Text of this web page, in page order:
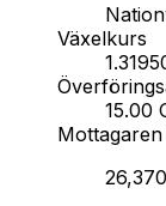
Växelkurs
15.00